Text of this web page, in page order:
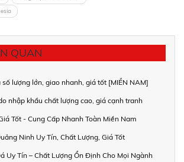
QUAN
lượng lớn, giao nhanh, giá tốt [MIỀN NAM]
nhập khẩu chất lượng cao, giá cạnh tranh
Tốt - Cung Cấp Nhanh Toàn Miền Nam
Ninh Uy Tín, Chất Lượng, Giá Tốt
Uy Tín – Chất Lượng Ổn Định Cho Mọi Ngành